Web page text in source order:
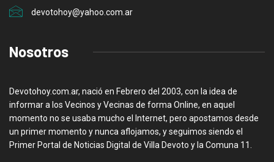
devotohoy@yahoo.com.ar
Nosotros
Devotohoy.com.ar, nació en Febrero del 2003, con la idea de
informar a los Vecinos y Vecinas de forma Online, en aquel
momento no se usaba mucho el Internet, pero apostamos desde
un primer momento y nunca aflojamos, y seguimos siendo el
Primer Portal de Noticias Digital de Villa Devoto y la Comuna 11.